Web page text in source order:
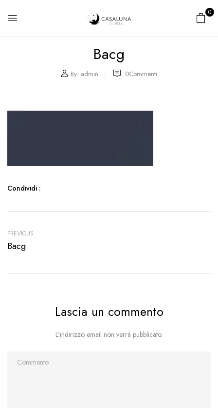
0
Bacg
By: admin 0Commenti
Condividi :
PREVIOUS
Bacg
Lascia un commento
L'indirizzo email non verrà pubblicato.